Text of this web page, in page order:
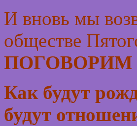
И вновь мы
обществе
ПОГОВОРИМ
Как будут
будут